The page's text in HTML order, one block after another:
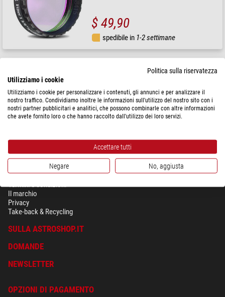
$ 49,90
spedibile in 1-2 settimane
SICUREZZA & PRIVACY
Termini e condizioni
Il marchio
Privacy
Take-back & Recycling
SULLA ASTROSHOP.IT
DOMANDE
NEWSLETTER
OPZIONI DI PAGAMENTO
Politica sulla riservatezza
Utilizziamo i cookie
Utilizziamo i cookie per personalizzare i contenuti, gli annunci e per analizzare il
nostro traffico. Condividiamo inoltre le informazioni sull'utilizzo del nostro sito con i
nostri partner pubblicitari e analitici, che possono combinarle con altre informazioni
che avete fornito loro o che hanno raccolto dall'utilizzo dei loro servizi.
Accettare tutti
Negare No, aggiusta